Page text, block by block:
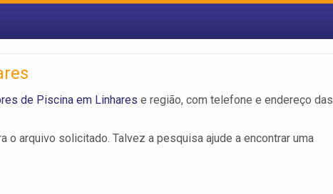
de Piscina em Linhares e região, com telefone e endereço das
o arquivo solicitado. Talvez a pesquisa ajude a encontrar uma